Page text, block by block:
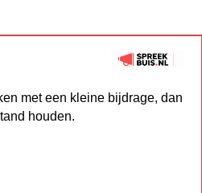
met een kleine bijdrage, dan
houden.